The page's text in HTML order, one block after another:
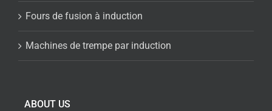
Fours de fusion à induction
Machines de trempe par induction
ABOUT US